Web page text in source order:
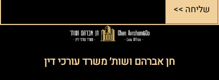
שליחה >>
חן אברהם ושות׳ משרד עורכי דין